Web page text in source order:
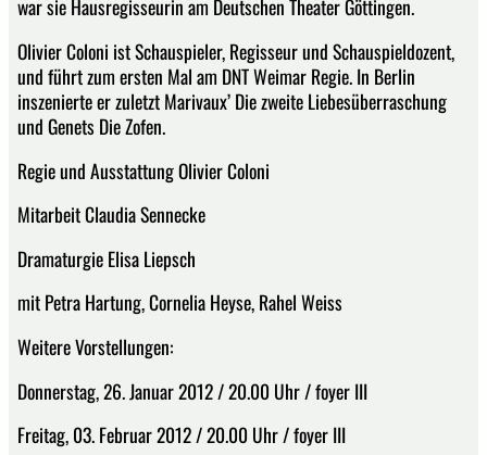
war sie Hausregisseurin am Deutschen Theater Göttingen.
Olivier Coloni ist Schauspieler, Regisseur und Schauspieldozent,
und führt zum ersten Mal am DNT Weimar Regie. In Berlin
inszenierte er zuletzt Marivaux’ Die zweite Liebesüberraschung
und Genets Die Zofen.
Regie und Ausstattung Olivier Coloni
Mitarbeit Claudia Sennecke
Dramaturgie Elisa Liepsch
mit Petra Hartung, Cornelia Heyse, Rahel Weiss
Weitere Vorstellungen:
Donnerstag, 26. Januar 2012 / 20.00 Uhr / foyer III
Freitag, 03. Februar 2012 / 20.00 Uhr / foyer III